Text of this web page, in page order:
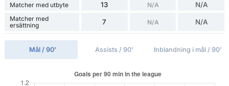
Matcher med utbyte 13 N/A N/A
Matcher med
ersättning
7 N/A N/A
Mål / 90' Assists / 90' Inblandning i mål / 90'